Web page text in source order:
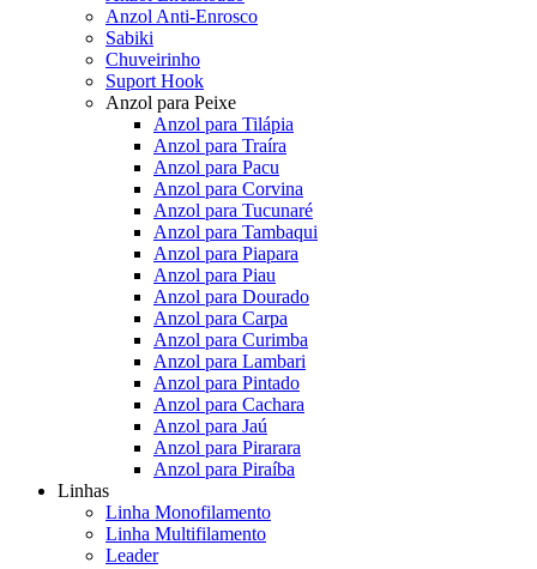
Anzol Anti-Enrosco
Sabiki
Chuveirinho
Suport Hook
Anzol para Peixe
Anzol para Tilápia
Anzol para Traíra
Anzol para Pacu
Anzol para Corvina
Anzol para Tucunaré
Anzol para Tambaqui
Anzol para Piapara
Anzol para Piau
Anzol para Dourado
Anzol para Carpa
Anzol para Curimba
Anzol para Lambari
Anzol para Pintado
Anzol para Cachara
Anzol para Jaú
Anzol para Pirarara
Anzol para Piraíba
Linhas
Linha Monofilamento
Linha Multifilamento
Leader